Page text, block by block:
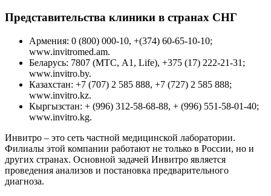
Представительства клиники в странах СНГ
Армения: 0 (800) 000-10, +(374) 60-65-10-10;
www.invitromed.am.
Беларусь: 7807 (МТС, А1, Life), +375 (17) 222-21-31;
www.invitro.by.
Казахстан: +7 (707) 2 585 888, +7 (727) 2 585 888;
www.invitro.kz.
Кыргызстан: + (996) 312-58-68-88, + (996) 551-58-01-40;
www.invitro.kg.
Инвитро – это сеть частной медицинской лаборатории.
Филиалы этой компании работают не только в России, но и
других странах. Основной задачей Инвитро является
проведения анализов и постановка предварительного
диагноза.